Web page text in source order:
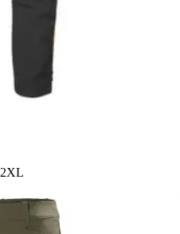
2XL